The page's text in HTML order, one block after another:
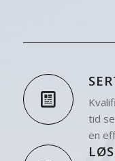
tid
en